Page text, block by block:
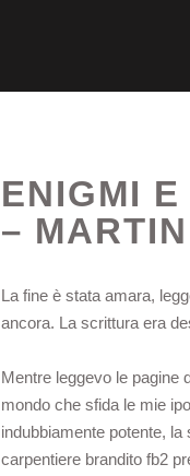
ENIGMI
–
La fine è stata amara,
ancora. La scrittura era
Mentre leggevo le pagine
mondo che sfida le mie
indubbiamente potente,
carpentiere brandito fb2